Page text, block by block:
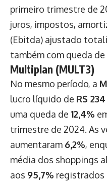
primeiro trimestre de
juros, impostos,
(Ebitda) ajustado
também com queda de
Multiplan (MULT3)
No mesmo período, a
lucro líquido de R$
uma queda de 12,4%
trimestre de 2024. As
aumentaram 6,2%,
média dos shoppings
aos 95,7% registrados